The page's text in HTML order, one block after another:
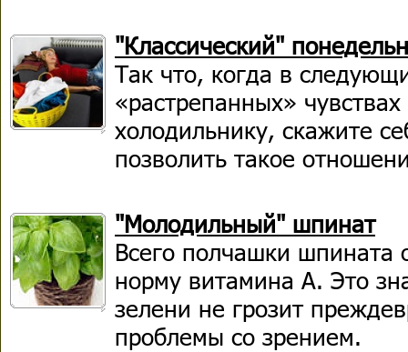
"Классический"
Так что, когда в
«растрепанных»
холодильнику, скажите
позволить такое
"Молодильный" шпинат
Всего полчашки шпината
норму витамина А. Это
зелени не грозит
проблемы со зрением.